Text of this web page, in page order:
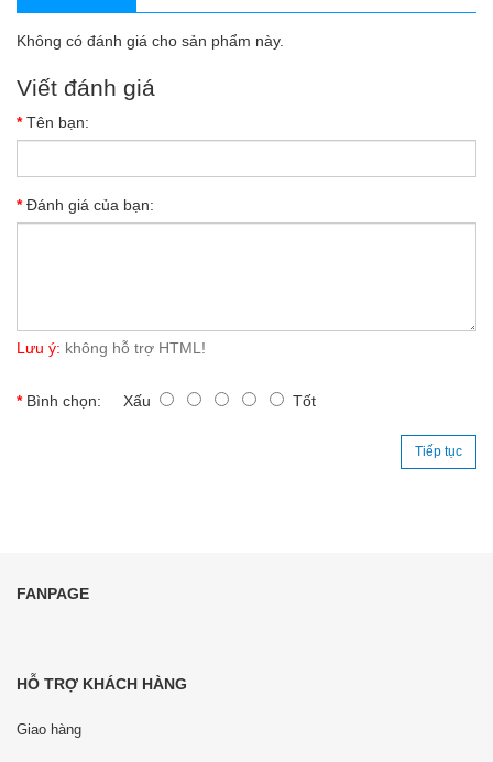
Không có đánh giá cho sản phẩm này.
Viết đánh giá
Tên bạn:
Đánh giá của bạn:
Lưu ý: không hỗ trợ HTML!
Bình chọn: Xấu Tốt
Tiếp tục
FANPAGE
HỖ TRỢ KHÁCH HÀNG
Giao hàng